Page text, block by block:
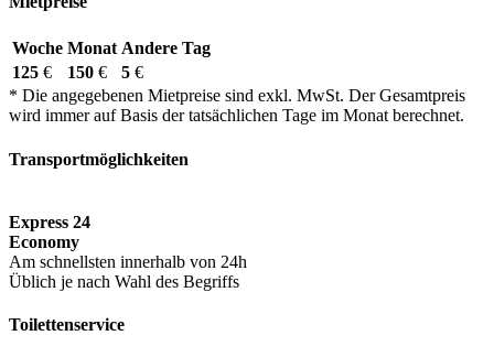
Woche Monat Andere Tag
125 € 150 € 5 €
* Die angegebenen Mietpreise sind exkl. MwSt. Der Gesamtpreis
wird immer auf Basis der tatsächlichen Tage im Monat berechnet.
Transportmöglichkeiten
Express 24
Economy
Am schnellsten innerhalb von 24h
Üblich je nach Wahl des Begriffs
Toilettenservice